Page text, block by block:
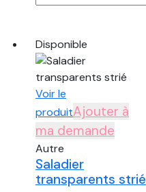
de
marocain
bicolore
noir
Disponible
Voir le
produitAjouter à
ma demande
Autre
Saladier
transparents strié